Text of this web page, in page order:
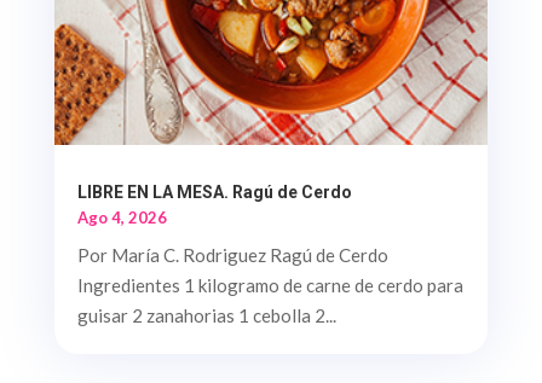
LIBRE EN LA MESA. Ragú de Cerdo
Ago 4, 2026
Por María C. Rodriguez Ragú de Cerdo
Ingredientes 1 kilogramo de carne de cerdo para
guisar 2 zanahorias 1 cebolla 2...